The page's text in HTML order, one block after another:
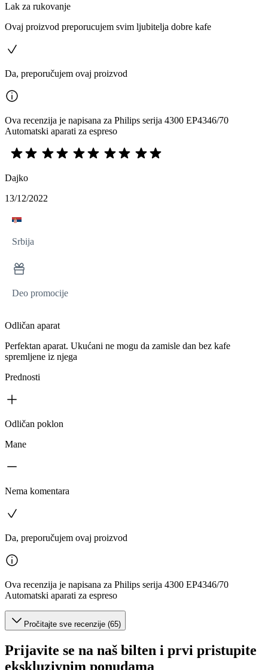
Lak za rukovanje
Ovaj proizvod preporucujem svim ljubitelja dobre kafe
Da, preporučujem ovaj proizvod
Ova recenzija je napisana za Philips serija 4300 EP4346/70
Automatski aparati za espreso
Dajko
13/12/2022
Srbija
Deo promocije
Odličan aparat
Perfektan aparat. Ukućani ne mogu da zamisle dan bez kafe
spremljene iz njega
Prednosti
Odličan poklon
Mane
Nema komentara
Da, preporučujem ovaj proizvod
Ova recenzija je napisana za Philips serija 4300 EP4346/70
Automatski aparati za espreso
Pročitajte sve recenzije (65)
Prijavite se na naš bilten i prvi pristupite
ekskluzivnim ponudama